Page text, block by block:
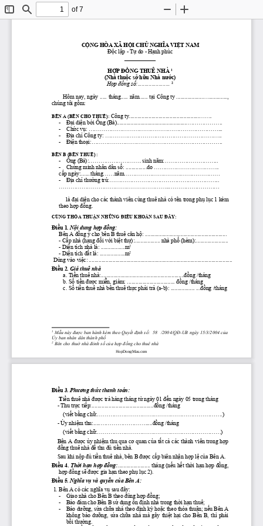
ToggleFind
of 7
Zoom
CỘNG HÒA XÃ HỘI CHỦ NGHĨA VIỆT NAM
Độc lập - Tự do - Hạnh phúc
HỢP ĐỒNG THUÊ NHÀ 1
(Nhà thuộc sở hữu Nhà nước)
Hợp đồng số:....................... 2
Hôm nay, ngày ..... tháng..... năm...... tại Công ty ...................................,
chúng tôi gồm:
BÊN A (BÊN CHO THUÊ): Công ty.........................................................
- Đại diện bởi Ông (Bà).....................................................................
- Chức vụ:
- Địa chỉ Công ty: ...............................................................
- Điện thoại:......................................................................
BÊN B (BÊN THUÊ) :
-    Ông (Bà):............................ sinh năm:.............................
- Chứng minh nhân dân số: ...............do ...................................
cấp ngày:.......tháng......năm...................................................
- Địa chỉ thường trú:...........................................................
     là
đại diện cho các thành viên cùng thuê nhà có tên trong phụ lục 1 kèm
theo hợp đồng.
CÙNG THỎA THUẬN NHỮNG ĐIỀU KHOẢN SAU ĐÂY:
Điều 1. Nội dung hợp đồng:
Bên A đồng ý cho bên B thuê căn hộ:
- Cấp nhà (hạng đối với biệt thự):.................. nhà phố (hẻm):.......................
- Diện tích nhà là: .................m2
- Diện tích đất là: ..................m2
Dùng vào việc:
Điều 2. Giá thuê nhà
a. Tiền thuê nhà:...........................................................đồng /tháng
b. Số tiền được miễn, giảm: .................................. đồng /tháng
c. Số tiền thuê nhà bên thuê thực phải trả (a-b): ................. ...đồng /tháng
1 Mẫu này được ban hành kèm theo Quyết định số:
  58
/2004/QĐ-UB ngày 15/3/2004 của
Ủy ban nhân dân thành phố
2 Bên cho thuờ nhà đỏnh số của hợp đồng cho thuê nhà
HopDongMau.com
Điều 3. Phương thức thanh toán:
Tiền thuê nhà được trả hàng tháng từ ngày 01 đến ngày 05 trong tháng
- Thu trực tiếp:............................................đồng /tháng
(viết bằng chữ:...................................................................)
- Ủy nhiệm thu:..................................đồng /tháng
(viết bằng chữ:..................................................................)
Bên A được ủy nhiệm thu qua cơ quan của tất cả các thành viên trong hợp
đồng thuê nhà để thu đủ tiền nhà.
Sau khi nộp đủ tiền thuê nhà, bên B được cấp biên nhận hợp lệ của Bên A.
Điều 4. Thời hạn hợp đồng: ....................... tháng (nếu hết thời hạn hợp đồng,
hợp đồng sẽ được gia hạn theo phụ lục 2).
Điều 5. Nghĩa vụ và quyền của Bên A:
1. Bên A có các nghĩa vụ sau đây:
-    Giao nhà cho Bên B theo đúng hợp đồng;
- Bảo đảm cho Bên B sử dụng ổn định nhà trong thời hạn thuê;
- Bảo dưỡng, sửa chữa nhà theo định kỳ hoặc theo thỏa thuận; nếu Bên A
không bảo dưỡng, sửa chữa
  nhà  mà  gây
thiệt hại
  cho  Bên  B,  thì
phải
bồi thường.